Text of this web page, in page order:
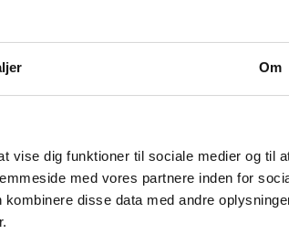
Om
vise dig funktioner til sociale medier og til
med vores partnere inden for
disse data med andre